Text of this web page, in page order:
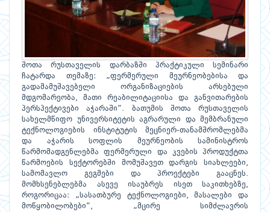
შოთა რუსთაველის დარბაზში პრაქტიკული სემინარი
ჩატარდა თემაზე: „ფერმერული მეურნეობებისა და
გადამამუშავებელი ორგანიზაციების არსებული
მდგომარეობა, მათი რეაბილიტაციისა და განვითარების
პერსპექტივები აჭარაში“. ბათუმის შოთა რუსთაველის
სახელმწიფო უნივერსიტეტის აგრარული და მემბრანული
ტექნოლოგიების ინსტიტუტის მეცნიერ-თანამშრომლებმა
და აჭარის სოფლის მეურნეობის სამინისტროს
წარმომადგენლებმა ფერმერული და კვების პროდუქტთა
წარმოების სექტორებში მომუშავეთ დარგის სიახლეები,
სამომავლო გეგმები და პროექტები გააცნეს.
მომხსენებლებმა ასევე ისაუბრეს ისეთ საკითხებზე,
როგორიცაა: „სასათბურე ტექნოლოგიები, მასალები და
მოწყობილობები“, „მცირე სიმძლავრის